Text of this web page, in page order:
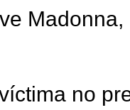
Madonna,
no